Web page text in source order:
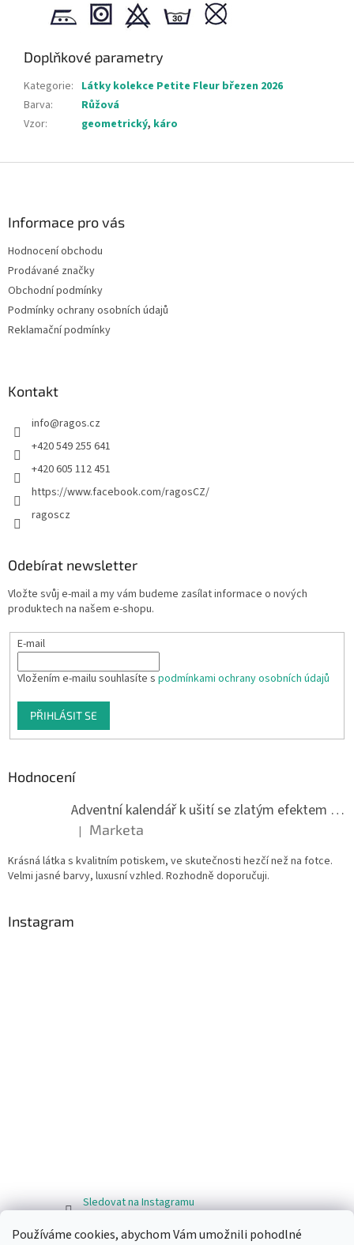
Používáme cookies, abychom Vám umožnili pohodlné
Doplňkové parametry
Kategorie: Látky kolekce Petite Fleur březen 2026
Barva:
Růžová
Vzor: geometrický, káro
Informace pro vás
Hodnocení obchodu
Prodávané značky
Obchodní podmínky
Podmínky ochrany osobních údajů
Reklamační podmínky
Kontakt
info@ragos.cz
+420 549 255 641
+420 605 112 451
https://www.facebook.com/ragosCZ/
ragoscz
Odebírat newsletter
Vložte svůj e-mail a my vám budeme zasílat informace o nových
produktech na našem e-shopu.
E-mail
Vložením e-mailu souhlasíte s podmínkami ochrany osobních údajů
PŘIHLÁSIT SE
Hodnocení
Adventní kalendář k ušití se zlatým efektem 042Q
Hodnocení produktu je 5 z 5 hvězdiček.
| Marketa
Krásná látka s kvalitním potiskem, ve skutečnosti hezčí než na fotce.
Velmi jasné barvy, luxusní vzhled. Rozhodně doporučuji.
Instagram
Sledovat na Instagramu